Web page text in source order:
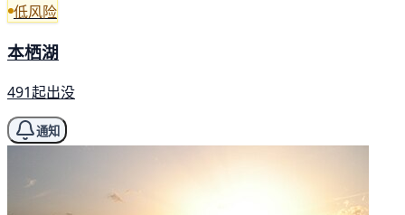
低风险
本栖湖
491起出没
通知